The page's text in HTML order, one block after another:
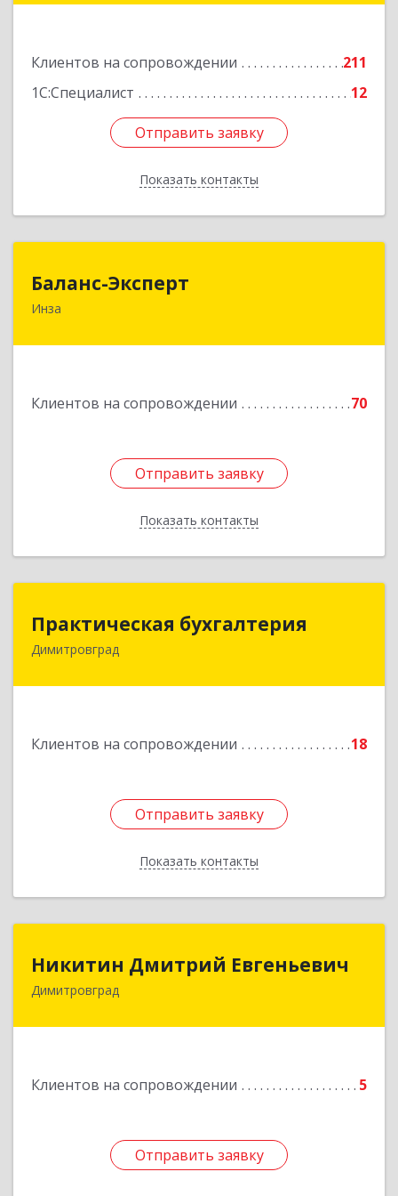
Клиентов на сопровождении
211
1С:Специалист
12
Отправить заявку
Показать контакты
Отправить заявку
Назад
Баланс-Эксперт
Инза
Клиентов на сопровождении 70
Отправить заявку
Показать контакты
433030, Ульяновская обл, Инзенский р-н, Инза
Отправить заявку
Назад
Практическая бухгалтерия
Димитровград
Клиентов на сопровождении 18
Отправить заявку
Показать контакты
Практическая бухгалтерия
433502, Ульяновская область, г.о. город
Подробнее
Отправить заявку
Назад
Никитин Дмитрий Евгеньевич
Димитровград
Клиентов на сопровождении 5
Отправить заявку
Никитин Дмитрий Евгеньевич
Отправить заявку